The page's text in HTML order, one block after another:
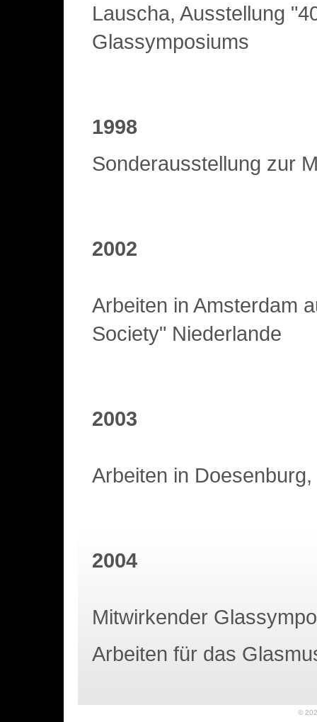
Lauscha, Ausstellung
Glassymposiums
1998
Sonderausstellung zur
2002
Arbeiten in Amsterdam
Society" Niederlande
2003
Arbeiten in
2004
Mitwirkender
Arbeiten für das
©